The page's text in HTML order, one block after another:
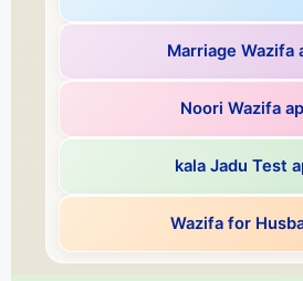
Marriage Wazifa
Noori Wazifa
kala Jadu Test
Wazifa for